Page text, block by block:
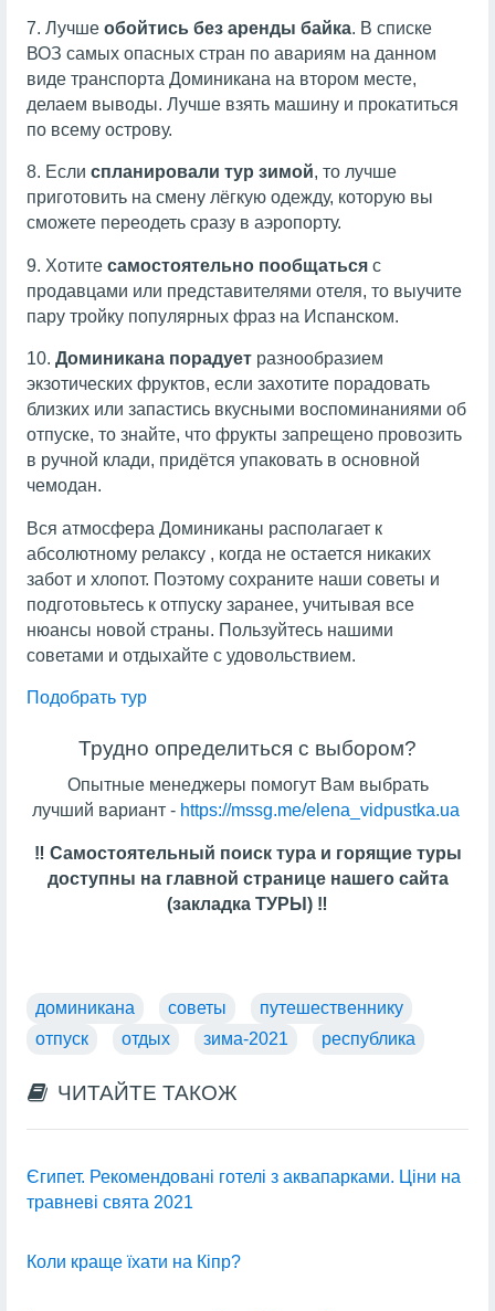
7. Лучше обойтись без аренды байка. В списке
ВОЗ самых опасных стран по авариям на данном
виде транспорта Доминикана на втором месте,
делаем выводы. Лучше взять машину и прокатиться
по всему острову.
8. Если спланировали тур зимой, то лучше
приготовить на смену лёгкую одежду, которую вы
сможете переодеть сразу в аэропорту.
9. Хотите самостоятельно пообщатьсяс
продавцами или представителями отеля, то выучите
пару тройку популярных фраз на Испанском.
10. Доминикана порадуетразнообразием
экзотических фруктов, если захотите порадовать
близких или запастись вкусными воспоминаниями об
отпуске, то знайте, что фрукты запрещено провозить
в ручной клади, придётся упаковать в основной
чемодан.
Вся атмосфера Доминиканы располагает к
абсолютному релаксу , когда не остается никаких
забот и хлопот. Поэтому сохраните наши советы и
подготовьтесь к отпуску заранее, учитывая все
нюансы новой страны. Пользуйтесь нашими
советами и отдыхайте с удовольствием.
Подобрать тур
Трудно определиться с выбором?
Опытные менеджеры помогут Вам выбрать
лучший вариант - https://mssg.me/elena_vidpustka.ua
‼️ Самостоятельный поиск тура и горящие туры
доступны на главной странице нашего сайта
(закладка ТУРЫ) ‼️
доминикана советы
путешественнику
отпуск
отдых зима-2021 республика
ЧИТАЙТЕ ТАКОЖ
Єгипет. Рекомендовані готелі з аквапарками. Ціни на
травневі свята 2021
Коли краще їхати на Кіпр?